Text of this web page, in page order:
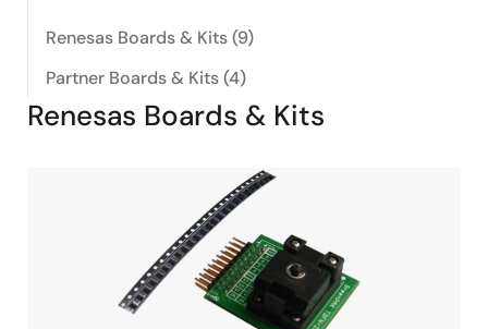
Renesas Boards & Kits (9)
Partner Boards & Kits (4)
Renesas Boards & Kits